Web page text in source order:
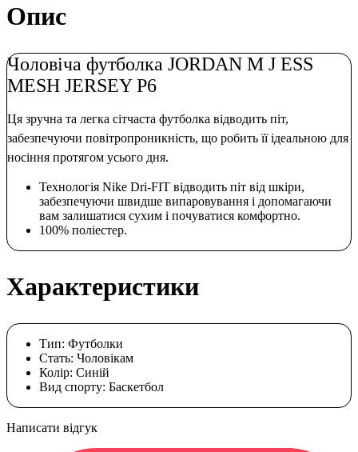
Опис
Чоловіча футболка JORDAN M J ESS
MESH JERSEY P6
Ця зручна та легка сітчаста футболка відводить піт,
забезпечуючи повітропроникність, що робить її ідеальною для
носіння протягом усього дня.
Технологія Nike Dri-FIT відводить піт від шкіри,
забезпечуючи швидше випаровування і допомагаючи
вам залишатися сухим і почуватися комфортно.
100% поліестер.
Характеристики
Тип: Футболки
Стать: Чоловікам
Колір: Cиній
Вид спорту: Баскетбол
Написати відгук